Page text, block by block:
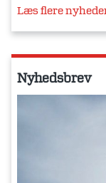
Læs flere
Nyhedsbrev